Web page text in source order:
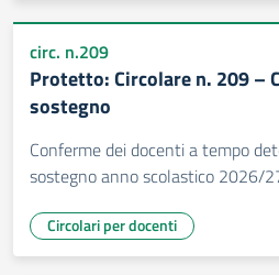
circ. n.209
Protetto: Circolare n. 209 –
sostegno
Conferme dei docenti a tempo
sostegno anno scolastico 2026/
Circolari per docenti